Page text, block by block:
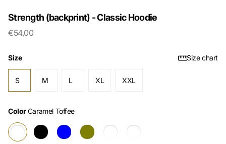
Strength (backprint) - Classic Hoodie
€54,00
Size Size chart
S M L XL XXL
ColorCaramel Toffee